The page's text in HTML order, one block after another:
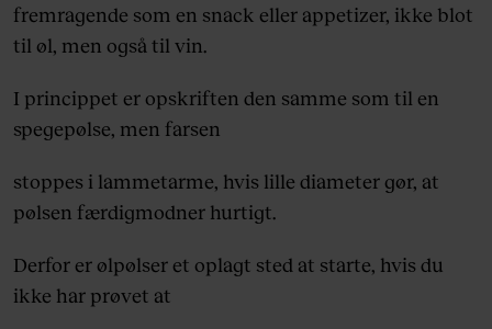
fremragende som en snack eller appetizer, ikke blot
til øl, men også til vin.
I princippet er opskriften den samme som til en
spegepølse, men farsen
stoppes i lammetarme, hvis lille diameter gør, at
pølsen færdigmodner hurtigt.
Derfor er ølpølser et oplagt sted at starte, hvis du
ikke har prøvet at